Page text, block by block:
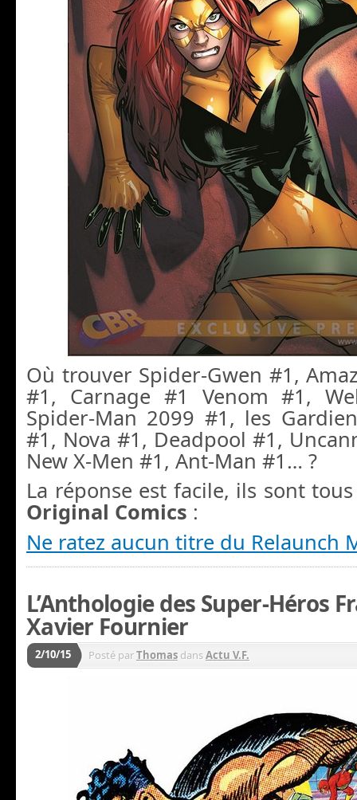
Où trouver Spider-Gwen #1,
#1, Carnage #1 Venom #1,
Spider-Man 2099 #1, les
#1, Nova #1, Deadpool #1,
New X-Men #1, Ant-Man #1… ?
La réponse est facile, ils sont
Original Comics :
Ne ratez aucun titre du Relaunch
L’Anthologie des Super-Héros
Xavier Fournier
2/10/15 Posté parThomas dansActu V.F.